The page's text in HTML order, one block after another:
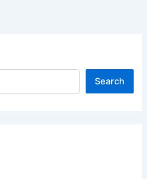
Search